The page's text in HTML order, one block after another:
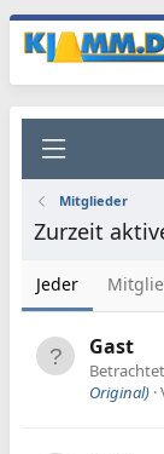
Mitglieder
Zurzeit
Jeder
Gast
Original)